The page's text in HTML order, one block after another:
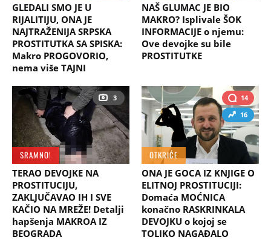
GLEDALI SMO JE U
RIJALITIJU, ONA JE
NAJTRAŽENIJA SRPSKA
PROSTITUTKA SA SPISKA:
Makro PROGOVORIO,
nema više TAJNI
NAŠ GLUMAC JE BIO
MAKRO? Isplivale ŠOK
INFORMACIJE o njemu:
Ove devojke su bile
PROSTITUTKE
3
SRAMNO!
TERAO DEVOJKE NA
PROSTITUCIJU,
ZAKLJUČAVAO IH I SVE
KAČIO NA MREŽE! Detalji
hapšenja MAKROA IZ
BEOGRADA
14
16
OTKRIĆE
ONA JE GOCA IZ KNJIGE O
ELITNOJ PROSTITUCIJI:
Domaća MOĆNICA
konačno RASKRINKALA
DEVOJKU o kojoj se
TOLIKO NAGAĐALO